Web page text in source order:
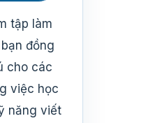
tập làm
đồng
cho các
việc học
năng viết